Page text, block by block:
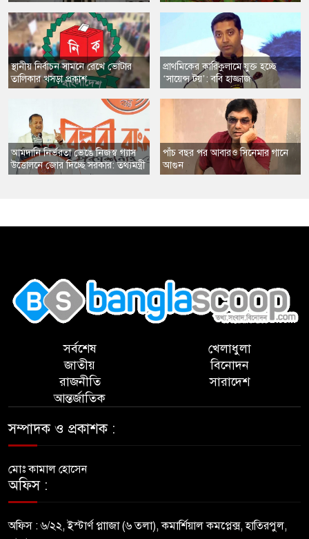
স্থানীয় নির্বাচন সামনে রেখে ভোটার
তালিকার খসড়া প্রকাশ
​আমদানি নির্ভরতা ভেঙে নিজস্ব গ্যাস
উত্তোলনে জোর দিচ্ছে সরকার: তথ্যমন্ত্রী
​প্রাথমিকের কারিকুলামে যুক্ত হচ্ছে
‘সায়েন্স টয়’: ববি হাজ্জাজ
​পাঁচ বছর পর আবারও সিনেমার গানে
আগুন
সর্বশেষ
জাতীয়
রাজনীতি
আন্তর্জাতিক
খেলাধুলা
বিনোদন
সারাদেশ
সম্পাদক ও প্রকাশক :
মোঃ কামাল হোসেন
অফিস :
অফিস : ৬/২২, ইস্টার্ণ প্লাাজা (৬ তলা), কমার্শিয়াল কমপ্লেক্স, হাতিরপুল,